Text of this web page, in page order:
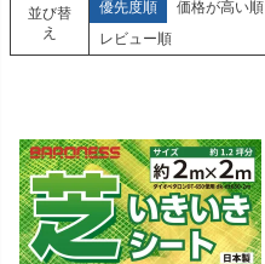
並び替
え
優先度順 価格が高い順
レビュー順